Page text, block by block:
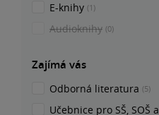
E-knihy (1)
Audioknihy (0)
Zajímá vás
Odborná literatura (5)
Učebnice pro SŠ, SOŠ a